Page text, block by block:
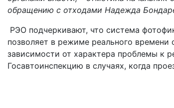
обращению с отходами Надежда
РЭО подчеркивают, что система
позволяет в режиме реального
зависимости от характера проблемы к
Госавтоинспекцию в случаях, когда